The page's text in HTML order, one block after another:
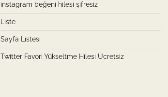
instagram beğeni hilesi şifresiz
Liste
Sayfa Listesi
Twitter Favori Yükseltme Hilesi Ücretsiz